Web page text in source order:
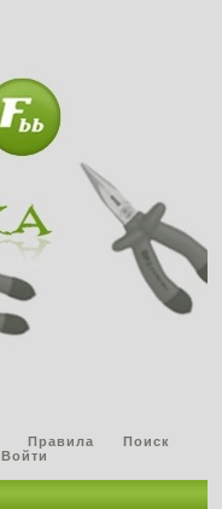
Правила
Поиск
Войти